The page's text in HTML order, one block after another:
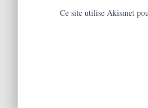
Ce site utilise Akismet